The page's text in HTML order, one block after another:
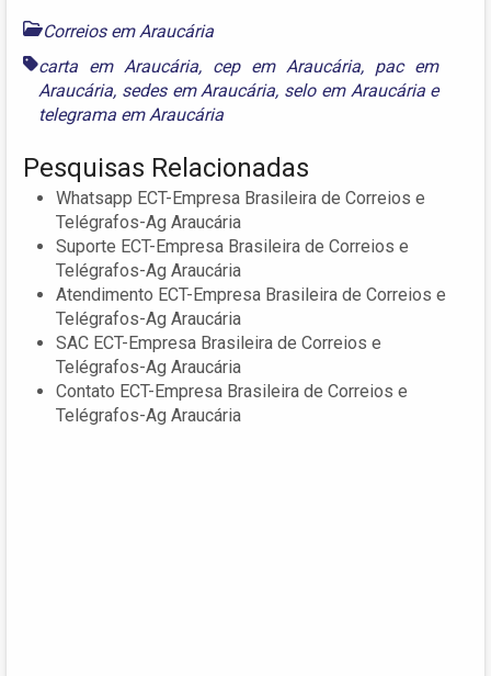
Correios em Araucária
carta em Araucária, cep em Araucária, pac em
Araucária, sedes em Araucária, selo em Araucáriae
telegrama em Araucária
Pesquisas Relacionadas
Whatsapp ECT-Empresa Brasileira de Correios e
Telégrafos-Ag Araucária
Suporte ECT-Empresa Brasileira de Correios e
Telégrafos-Ag Araucária
Atendimento ECT-Empresa Brasileira de Correios e
Telégrafos-Ag Araucária
SAC ECT-Empresa Brasileira de Correios e
Telégrafos-Ag Araucária
Contato ECT-Empresa Brasileira de Correios e
Telégrafos-Ag Araucária